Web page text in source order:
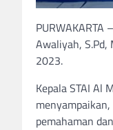
Awaliyah, S.Pd,
2023.
Kepala STAI Al
pemahaman